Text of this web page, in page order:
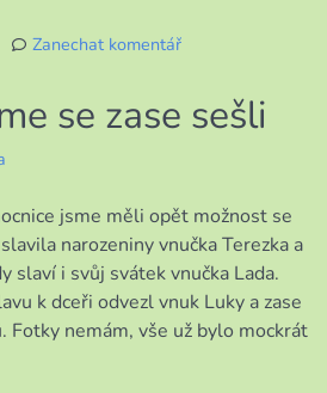
Zanechat komentář
kočičí
se zase sešli
jsme měli opět možnost se
narozeniny vnučka Terezka a
slaví i svůj svátek vnučka Lada.
k dceři odvezl vnuk Luky a zase
Fotky nemám, vše už bylo mockrát